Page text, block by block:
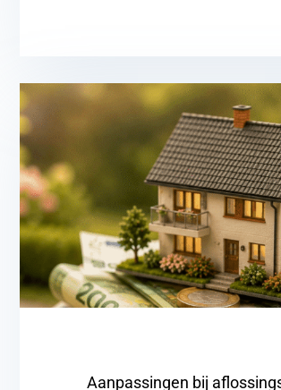
Aanpassingen bij